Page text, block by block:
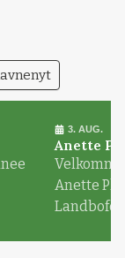
3. AUG.
Anette
Anette